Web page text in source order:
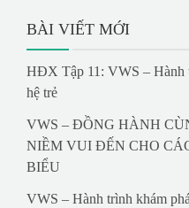
BÀI VIẾT MỚI
HĐX Tập 11: VWS – Hành
hệ trẻ
VWS – ĐỒNG HÀNH
NIỀM VUI ĐẾN CHO
BIỂU
VWS – Hành trình khám